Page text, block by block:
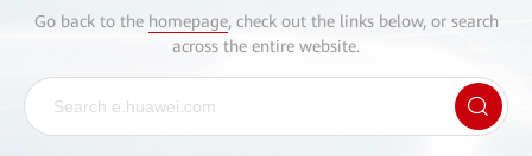
Go back to the homepage, check out the links below, or search
across the entire website.